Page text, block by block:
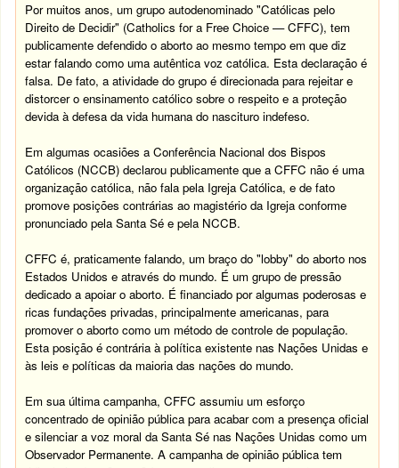
Por muitos anos, um grupo autodenominado "Católicas pelo
Direito de Decidir" (Catholics for a Free Choice — CFFC), tem
publicamente defendido o aborto ao mesmo tempo em que diz
estar falando como uma autêntica voz católica. Esta declaração é
falsa. De fato, a atividade do grupo é direcionada para rejeitar e
distorcer o ensinamento católico sobre o respeito e a proteção
devida à defesa da vida humana do nascituro indefeso.
Em algumas ocasiões a Conferência Nacional dos Bispos
Católicos (NCCB) declarou publicamente que a CFFC não é uma
organização católica, não fala pela Igreja Católica, e de fato
promove posições contrárias ao magistério da Igreja conforme
pronunciado pela Santa Sé e pela NCCB.
CFFC é, praticamente falando, um braço do "lobby" do aborto nos
Estados Unidos e através do mundo. É um grupo de pressão
dedicado a apoiar o aborto. É financiado por algumas poderosas e
ricas fundações privadas, principalmente americanas, para
promover o aborto como um método de controle de população.
Esta posição é contrária à política existente nas Nações Unidas e
às leis e políticas da maioria das nações do mundo.
Em sua última campanha, CFFC assumiu um esforço
concentrado de opinião pública para acabar com a presença oficial
e silenciar a voz moral da Santa Sé nas Nações Unidas como um
Observador Permanente. A campanha de opinião pública tem